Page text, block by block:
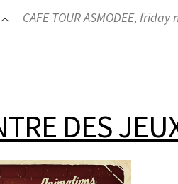
CAFE TOUR ASMODEE, friday
DES